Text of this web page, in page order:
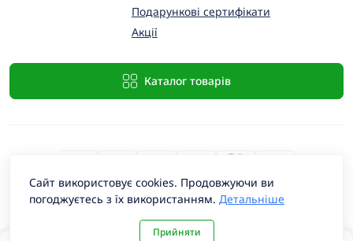
Подарункові сертифікати
Акції
Каталог товарів
PremiumProtein © 2026
Сайт використовує cookies. Продовжуючи ви
погоджуєтесь з їх використанням. Детальніше
Прийняти